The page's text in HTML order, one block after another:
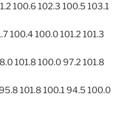
100.6 102.3 100.5 103.1
100.4 100.0 101.2 101.3
101.8 100.0 97.2 101.8
101.8 100.1 94.5 100.0